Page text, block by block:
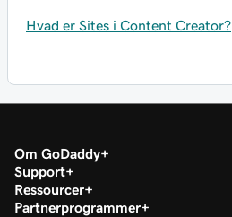
Hvad er Sites i Content Creator?
Om GoDaddy
Support
Ressourcer
Partnerprogrammer